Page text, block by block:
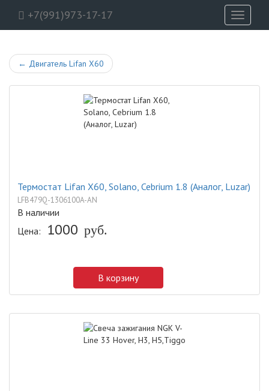
+7(991)973-17-17
Toggle
← Двигатель Lifan X60
Термостат Lifan X60, Solano, Cebrium 1.8 (Аналог, Luzar)
LFB479Q-1306100A-AN
В наличии
Цена:
1000 руб.
В корзину